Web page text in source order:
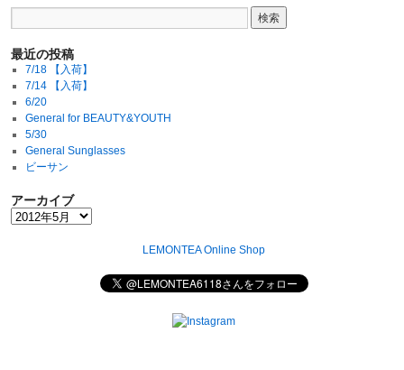
最近の投稿
7/18 【入荷】
7/14 【入荷】
6/20
General for BEAUTY&YOUTH
5/30
General Sunglasses
ビーサン
アーカイブ
LEMONTEA Online Shop